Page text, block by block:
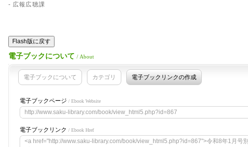
- 広報広聴課
Flash版に戻す
電子ブックについて / About
電子ブックについて カテゴリ 電子ブックリンクの作成
電子ブックページ / Ebook Website
http://www.saku-library.com/book/view_html5.php?id=867
電子ブックリンク / Ebook Href
<a href="http://www.saku-library.com/book/view_html5.php?id=867">令和8年1月号